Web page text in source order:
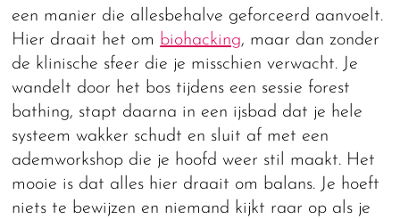
een manier die allesbehalve geforceerd aanvoelt.
Hier draait het om biohacking, maar dan zonder
de klinische sfeer die je misschien verwacht. Je
wandelt door het bos tijdens een sessie forest
bathing, stapt daarna in een ijsbad dat je hele
systeem wakker schudt en sluit af met een
ademworkshop die je hoofd weer stil maakt. Het
mooie is dat alles hier draait om balans. Je hoeft
niets te bewijzen en niemand kijkt raar op als je